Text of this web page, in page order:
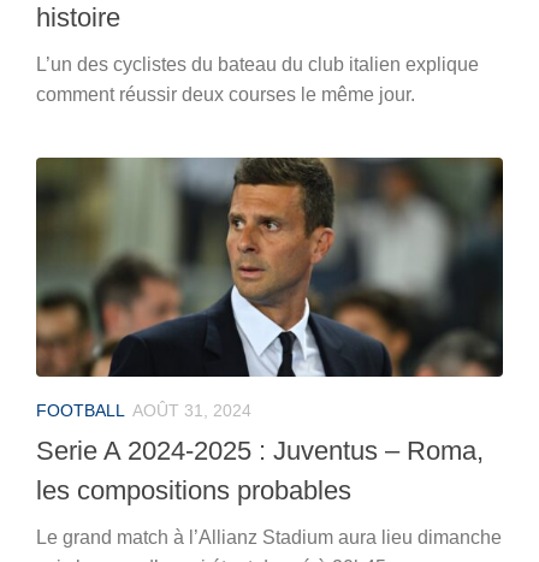
histoire
L’un des cyclistes du bateau du club italien explique
comment réussir deux courses le même jour.
FOOTBALL AOÛT 31, 2024
Serie A 2024-2025 : Juventus – Roma,
les compositions probables
Le grand match à l’Allianz Stadium aura lieu dimanche